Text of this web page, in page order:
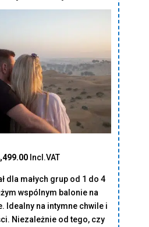
Incl.VAT
dla małych grup od 1 do 4
wspólnym balonie na
Idealny na intymne chwile i
Niezależnie od tego, czy